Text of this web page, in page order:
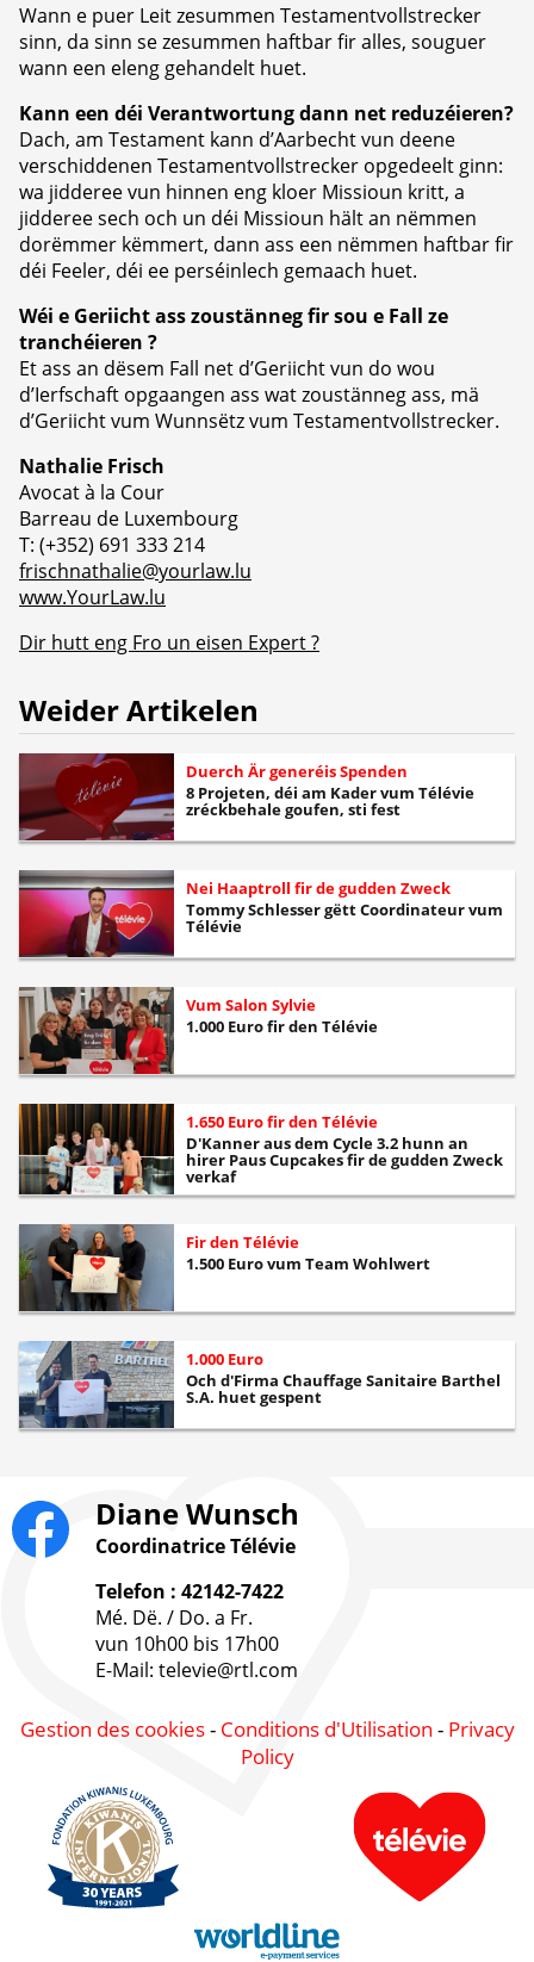
Wann e puer Leit zesummen Testamentvollstrecker
sinn, da sinn se zesummen haftbar fir alles, souguer
wann een eleng gehandelt huet.
Kann een déi Verantwortung dann net reduzéieren?
Dach, am Testament kann d’Aarbecht vun deene
verschiddenen Testamentvollstrecker opgedeelt ginn:
wa jidderee vun hinnen eng kloer Missioun kritt, a
jidderee sech och un déi Missioun hält an nëmmen
dorëmmer këmmert, dann ass een nëmmen haftbar fir
déi Feeler, déi ee perséinlech gemaach huet.
Wéi e Geriicht ass zoustänneg fir sou e Fall ze
tranchéieren ?
Et ass an dësem Fall net d’Geriicht vun do wou
d’Ierfschaft opgaangen ass wat zoustänneg ass, mä
d’Geriicht vum Wunnsëtz vum Testamentvollstrecker.
Nathalie Frisch
Avocat à la Cour
Barreau de Luxembourg
T: (+352) 691 333 214
frischnathalie@yourlaw.lu
www.YourLaw.lu
Dir hutt eng Fro un eisen Expert ?
Weider Artikelen
Duerch Är generéis Spenden
8 Projeten, déi am Kader vum Télévie
zréckbehale goufen, sti fest
Nei Haaptroll fir de gudden Zweck
Tommy Schlesser gëtt Coordinateur vum
Télévie
Vum Salon Sylvie
1.000 Euro fir den Télévie
1.650 Euro fir den Télévie
D'Kanner aus dem Cycle 3.2 hunn an
hirer Paus Cupcakes fir de gudden Zweck
verkaf
Fir den Télévie
1.500 Euro vum Team Wohlwert
1.000 Euro
Och d'Firma Chauffage Sanitaire Barthel
S.A. huet gespent
Diane Wunsch
Coordinatrice Télévie
Telefon : 42142-7422
Mé. Dë. / Do. a Fr.
vun 10h00 bis 17h00
E-Mail: televie@rtl.com
Gestion des cookies- Conditions d'Utilisation - Privacy
Policy